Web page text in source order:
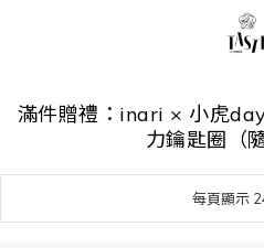
滿件贈禮：inari × 小虎
力鑰匙圈（
每頁顯示